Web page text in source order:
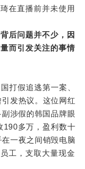
在直播前并未使用
后问题并不少，因
而引发关注的事情
打假追逃第一案、
发热议。这位网红
涉假的韩国品牌眼
190多万，盈利数十
一夜之间销毁电脑
工，支取大量现金